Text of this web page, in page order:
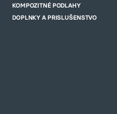
KOMPOZITNÉ PODLAHY
DOPLNKY A PRISLUŠENSTVO